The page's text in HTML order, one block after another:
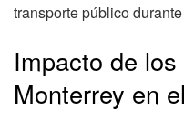
transporte público
Impacto de
Monterrey en